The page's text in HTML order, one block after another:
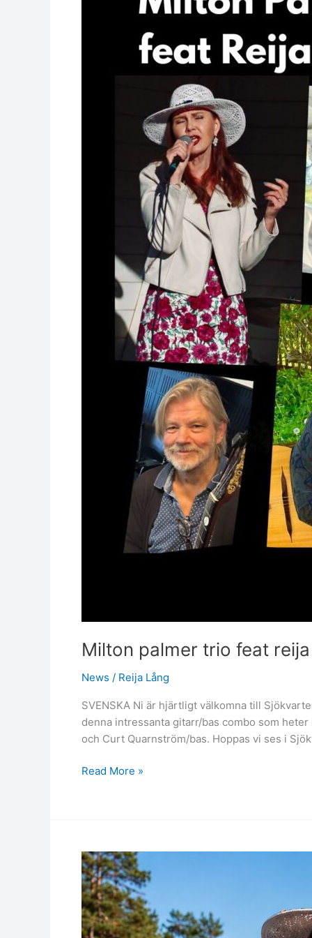
Milton palmer trio feat
News / Reija Lång
SVENSKA Ni är hjärtligt välkomna till
denna intressanta gitarr/bas combo som
och Curt Quarnström/bas. Hoppas vi ses i
Milton
lang
@Ålands
sjödagar/mariehamn
on
august
Read More »